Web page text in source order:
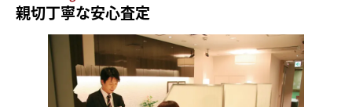
親切丁寧な安心査定